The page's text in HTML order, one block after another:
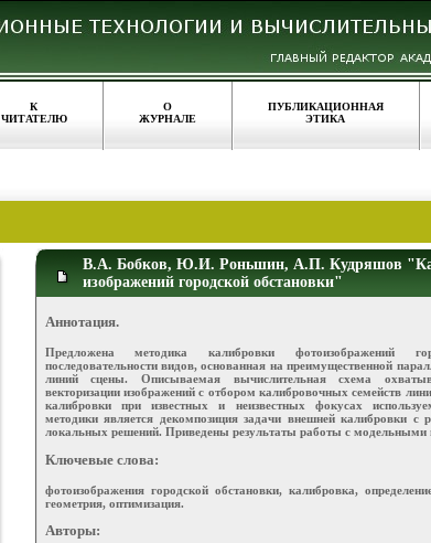
К
ЧИТАТЕЛЮ
О
ЖУРНАЛЕ
ПУБЛИКАЦИОННАЯ
ЭТИКА
В.А. Бобков, Ю.И. Роньшин, А.П. Кудряшов
изображений городской обстановки"
Аннотация.
Предложена методика калибровки фотоизображений
последовательности видов, основанная на преимущественной
линий сцены. Описываемая вычислительная схема
векторизации изображений с отбором калибровочных семейств
калибровки при известных и неизвестных фокусах
методики является декомпозиция задачи внешней калибровки с
локальных решений. Приведены результаты работы с
Ключевые слова:
фотоизображения городской обстановки, калибровка,
геометрия, оптимизация.
Авторы: